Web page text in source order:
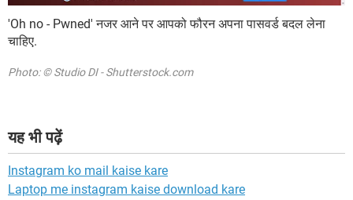
'Oh no - Pwned' नजर आने पर आपको फौरन अपना पासवर्ड बदल लेना
चाहिए.
Photo: © Studio DI - Shutterstock.com
यह भी पढ़ें
Instagram ko mail kaise kare
Laptop me instagram kaise download kare